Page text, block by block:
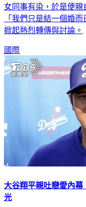
女同事有染，於是便
「我們只是結一個婚
掀起熱烈轉傳與討論。
國際
大谷翔平親吐戀愛內
光